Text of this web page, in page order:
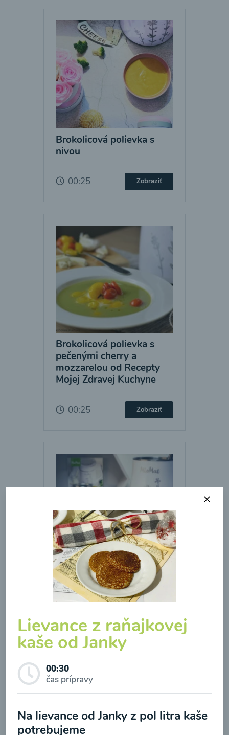
Brokolicová polievka s
nivou
00:25 Zobraziť
Brokolicová polievka s
pečenými cherry a
mozzarelou od Recepty
Mojej Zdravej Kuchyne
00:25 Zobraziť
Brokolicová polievka so
syrom
Lievance z raňajkovej
kaše od Janky
00:30
čas prípravy
Na lievance od Janky z pol litra kaše
potrebujeme
Odber noviniek a akcií
spracovaním osobných údajov pre účely